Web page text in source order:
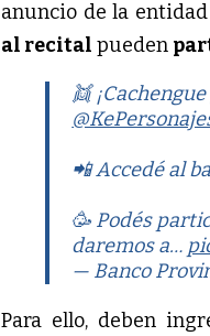
anuncio de la entidad
al recital pueden
👯
📲 Accedé al
🥳 Podés
daremos a…
— Banco
Para ello, deben